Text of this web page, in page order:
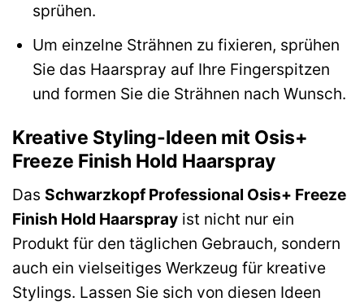
sprühen.
Um einzelne Strähnen zu fixieren, sprühen
Sie das Haarspray auf Ihre Fingerspitzen
und formen Sie die Strähnen nach Wunsch.
Kreative Styling-Ideen mit Osis+
Freeze Finish Hold Haarspray
Das Schwarzkopf Professional Osis+ Freeze
Finish Hold Haarspray ist nicht nur ein
Produkt für den täglichen Gebrauch, sondern
auch ein vielseitiges Werkzeug für kreative
Stylings. Lassen Sie sich von diesen Ideen